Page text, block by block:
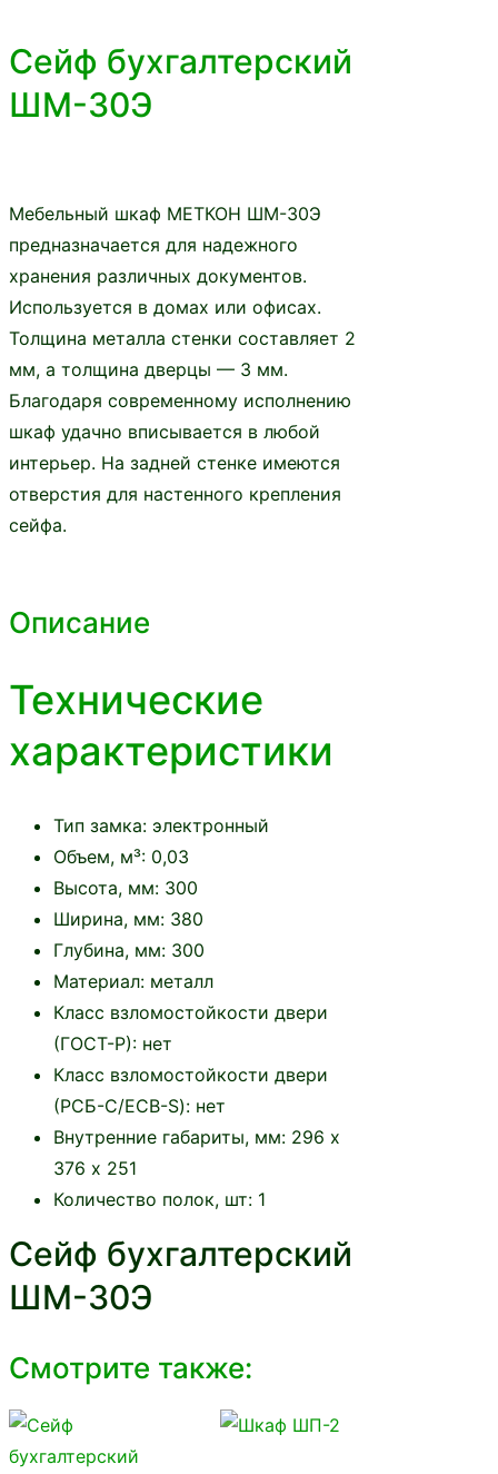
Сейф бухгалтерский
ШМ-30Э
Мебельный шкаф МЕТКОН ШМ-30Э
предназначается для надежного
хранения различных документов.
Используется в домах или офисах.
Толщина металла стенки составляет 2
мм, а толщина дверцы — 3 мм.
Благодаря современному исполнению
шкаф удачно вписывается в любой
интерьер. На задней стенке имеются
отверстия для настенного крепления
сейфа.
Описание
Технические
характеристики
Тип замка: электронный
Объем, м³: 0,03
Высота, мм: 300
Ширина, мм: 380
Глубина, мм: 300
Материал: металл
Класс взломостойкости двери
(ГОСТ-Р): нет
Класс взломостойкости двери
(РСБ-С/ECB-S): нет
Внутренние габариты, мм: 296 х
376 х 251
Количество полок, шт: 1
Сейф бухгалтерский
ШМ-30Э
Смотрите также: